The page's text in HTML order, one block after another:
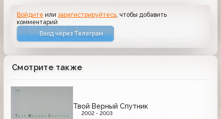
Войдите илизарегистрируйтесь, чтобы добавить
комментарий
Вход через Телеграм
Смотрите также
Твой Верный Спутник
2002 - 2003